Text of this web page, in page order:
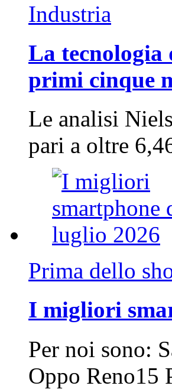
Industria
La tecnologia
primi cinque
Le analisi
pari a oltre
Prima dello
I migliori
Per noi sono:
Oppo